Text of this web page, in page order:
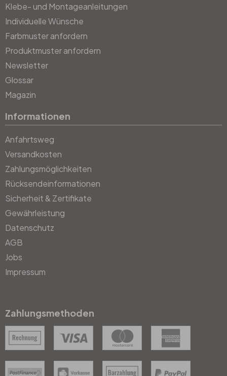
Klebe- und Montageanleitungen
Individuelle Wünsche
Farbmuster anfordern
Produktmuster anfordern
Newsletter
Glossar
Magazin
Informationen
Anfahrtsweg
Versandkosten
Zahlungsmöglichkeiten
Rücksendeinformationen
Sicherheit & Zertifikate
Gewährleistung
Datenschutz
AGB
Jobs
Impressum
Zahlungsmethoden